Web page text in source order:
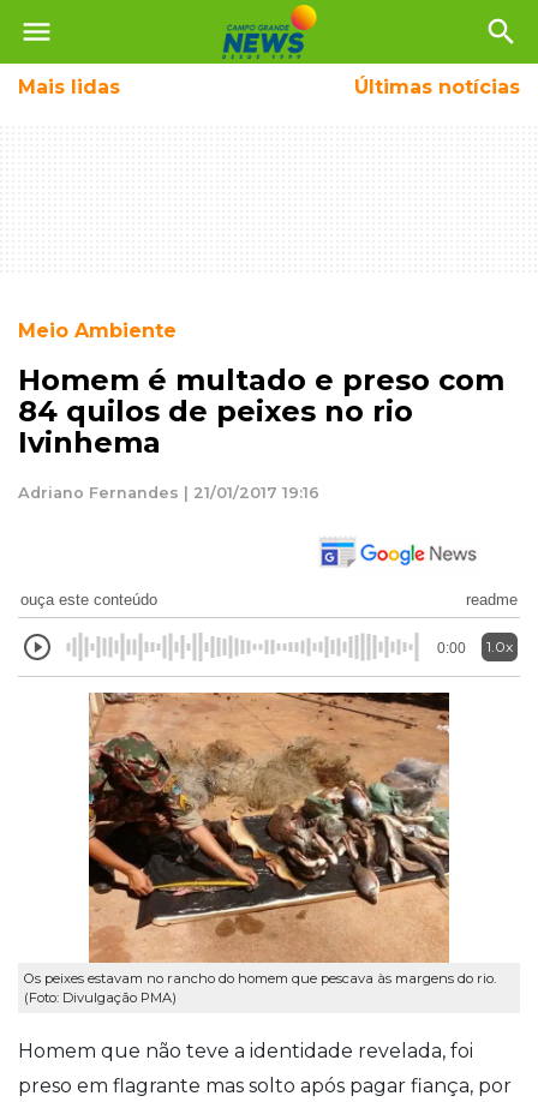
menu search
Mais lidas Últimas notícias
Meio Ambiente
Homem é multado e preso com
84 quilos de peixes no rio
Ivinhema
Adriano Fernandes | 21/01/2017 19:16
ouça este conteúdo readme
0:00 1.0x
Os peixes estavam no rancho do homem que pescava às margens do rio.
(Foto: Divulgação PMA)
Homem que não teve a identidade revelada, foi
preso em flagrante mas solto após pagar fiança, por